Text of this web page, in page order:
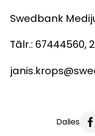
Swedbank
Tālr.: 67444560,
Dalies